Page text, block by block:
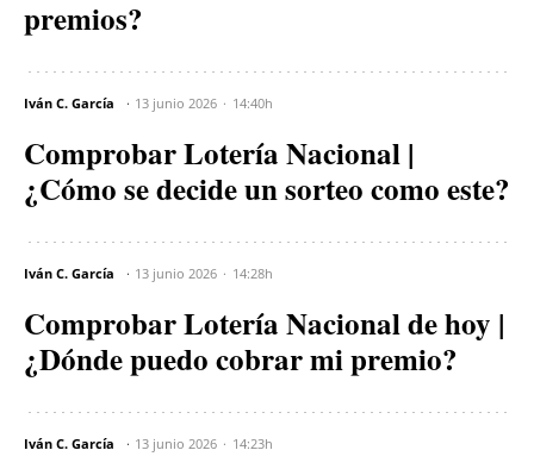
premios?
Iván C. García 13 junio 2026 14:40h
Comprobar Lotería Nacional |
¿Cómo se decide un sorteo como este?
Iván C. García 13 junio 2026 14:28h
Comprobar Lotería Nacional de hoy |
¿Dónde puedo cobrar mi premio?
Iván C. García 13 junio 2026 14:23h